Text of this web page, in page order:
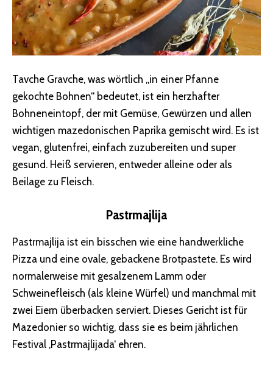
Tavche Gravche, was wörtlich „in einer Pfanne
gekochte Bohnen“ bedeutet, ist ein herzhafter
Bohneneintopf, der mit Gemüse, Gewürzen und allen
wichtigen mazedonischen Paprika gemischt wird. Es ist
vegan, glutenfrei, einfach zuzubereiten und super
gesund. Heiß servieren, entweder alleine oder als
Beilage zu Fleisch.
Pastrmajlija
Pastrmajlija ist ein bisschen wie eine handwerkliche
Pizza und eine ovale, gebackene Brotpastete. Es wird
normalerweise mit gesalzenem Lamm oder
Schweinefleisch (als kleine Würfel) und manchmal mit
zwei Eiern überbacken serviert. Dieses Gericht ist für
Mazedonier so wichtig, dass sie es beim jährlichen
Festival ‚Pastrmajlijada‘ ehren.